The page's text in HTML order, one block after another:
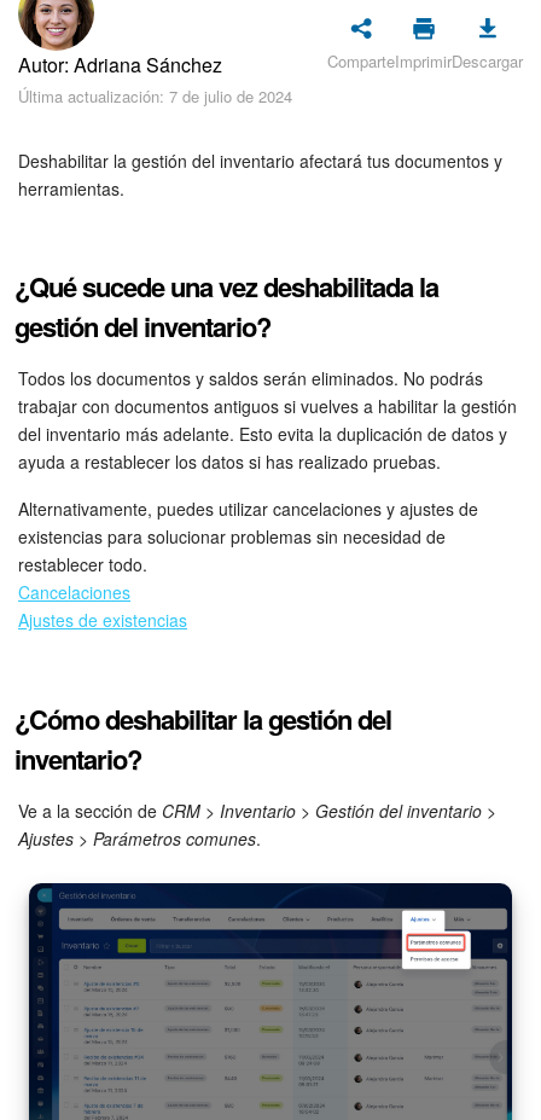
Seguridad
Planes y pagos
Feed
Collabs
Calendario
Bitrix24 Drive
Grupos de trabajo
Tareas
CoPilot - IA en Bitrix24
Reserva
Contact center
Sales center
CRM Analytics
BI Builder
Autor: Adriana Sánchez
Última actualización: 7 de julio de 2024
ComparteImprimirDescargar
Deshabilitar la gestión del inventario afectará tus documentos y
herramientas.
¿Qué sucede una vez deshabilitada la
gestión del inventario?
Todos los documentos y saldos serán eliminados. No podrás
trabajar con documentos antiguos si vuelves a habilitar la gestión
del inventario más adelante. Esto evita la duplicación de datos y
ayuda a restablecer los datos si has realizado pruebas.
Alternativamente, puedes utilizar cancelaciones y ajustes de
existencias para solucionar problemas sin necesidad de
restablecer todo.
Cancelaciones
Ajustes de existencias
¿Cómo deshabilitar la gestión del
inventario?
Ve a la sección de CRM > Inventario > Gestión del inventario >
Ajustes > Parámetros comunes.